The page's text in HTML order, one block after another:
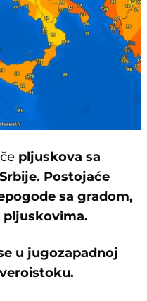
pljuskova sa
Postojaće
sa gradom,
u jugozapadnoj